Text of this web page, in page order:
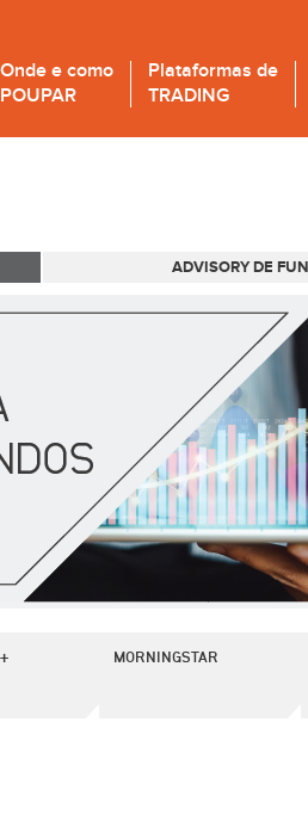
Onde e como
POUPAR
Plataformas de
TRADING
ADVISORY DE
MORNINGSTAR